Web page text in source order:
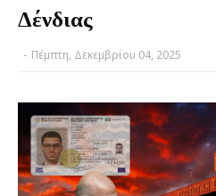
Δένδιας
- Πέμπτη, Δεκεμβρίου 04, 2025